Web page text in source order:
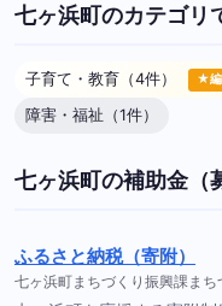
七ヶ浜町のカテゴリ
子育て・教育（4件） ★編
障害・福祉（1件）
七ヶ浜町の補助金（
ふるさと納税（寄附）
七ヶ浜町まちづくり振興課まち